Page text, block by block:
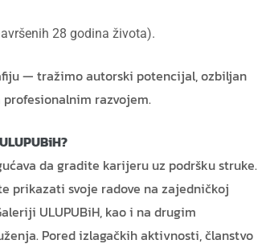
28 godina života).
— tražimo autorski potencijal, ozbiljan
razvojem.
da gradite karijeru uz podršku struke.
prikazati svoje radove na zajedničkoj
ULUPUBiH, kao i na drugim
Pored izlagačkih aktivnosti, članstvo